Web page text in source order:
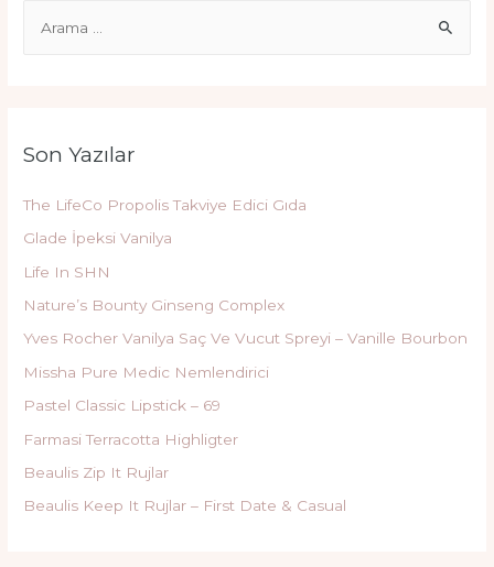
CN14
h
:
Son Yazılar
The LifeCo Propolis Takviye Edici Gıda
Glade İpeksi Vanilya
Life In SHN
Nature’s Bounty Ginseng Complex
Yves Rocher Vanilya Saç Ve Vucut Spreyi – Vanille Bourbon
Missha Pure Medic Nemlendirici
Pastel Classic Lipstick – 69
Farmasi Terracotta Highligter
Beaulis Zip It Rujlar
Beaulis Keep It Rujlar – First Date & Casual